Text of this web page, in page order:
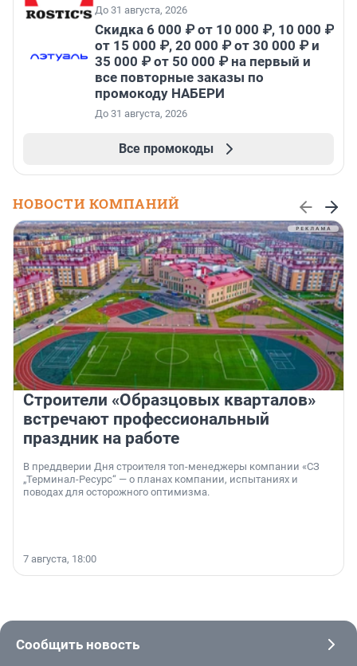
До 31 августа, 2026
Скидка 6 000 ₽ от 10 000 ₽, 10 000 ₽
от 15 000 ₽, 20 000 ₽ от 30 000 ₽ и
35 000 ₽ от 50 000 ₽ на первый и
все повторные заказы по
промокоду НАБЕРИ
До 31 августа, 2026
Все промокоды
НОВОСТИ КОМПАНИЙ
Строители «Образцовых кварталов»
встречают профессиональный
праздник на работе
В преддверии Дня строителя топ-менеджеры компании «СЗ
„Терминал-Ресурс“ — о планах компании, испытаниях и
поводах для осторожного оптимизма.
7 августа, 18:00
Сообщить новость